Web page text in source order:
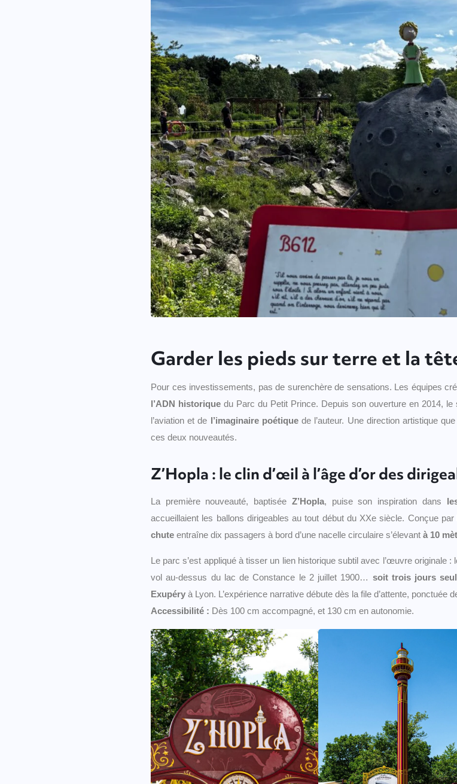
Garder les pieds sur terre et la
Pour ces investissements, pas de surenchère de sensations. Les équipes
l’ADN historique du Parc du Petit Prince. Depuis son ouverture en 2014,
l’aviation et de l’imaginaire poétiquede l’auteur. Une direction artistique
ces deux nouveautés.
Z’Hopla : le clin d’œil à l’âge d’or des
La première nouveauté, baptisée Z’Hopla, puise son inspiration dans
accueillaient les ballons dirigeables au tout début du XXe siècle. Conçue
chute entraîne dix passagers à bord d’une nacelle circulaire s’élevant à 10
Le parc s’est appliqué à tisser un lien historique subtil avec l’œuvre originale
vol au-dessus du lac de Constance le 2 juillet 1900… soit trois jours
Exupéry à Lyon. L’expérience narrative débute dès la file d’attente, ponctuée
Accessibilité : Dès 100 cm accompagné, et 130 cm en autonomie.